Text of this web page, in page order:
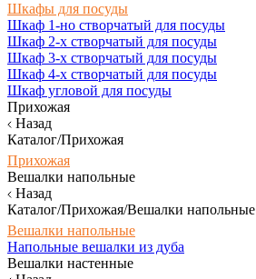
Шкафы для посуды
Шкаф 1-но створчатый для посуды
Шкаф 2-х створчатый для посуды
Шкаф 3-х створчатый для посуды
Шкаф 4-х створчатый для посуды
Шкаф угловой для посуды
Прихожая
Назад
Каталог/Прихожая
Прихожая
Вешалки напольные
Назад
Каталог/Прихожая/Вешалки напольные
Вешалки напольные
Напольные вешалки из дуба
Вешалки настенные